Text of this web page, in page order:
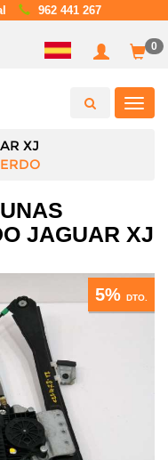
962 441 267
0
XJ
JAGUAR XJ
5% DTO.